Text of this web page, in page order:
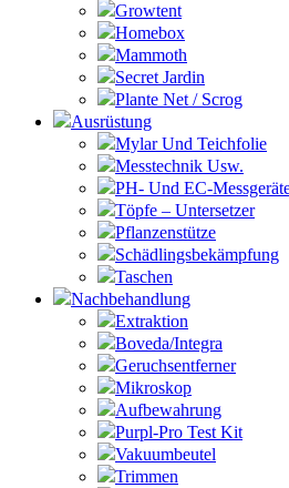
Growtent
Homebox
Mammoth
Secret Jardin
Plante Net / Scrog
Ausrüstung
Mylar Und Teichfolie
Messtechnik Usw.
PH- Und EC-
Töpfe – Untersetzer
Pflanzenstütze
Schädlingsbekämpfung
Taschen
Nachbehandlung
Extraktion
Boveda/Integra
Geruchsentferner
Mikroskop
Aufbewahrung
Purpl-Pro Test Kit
Vakuumbeutel
Trimmen